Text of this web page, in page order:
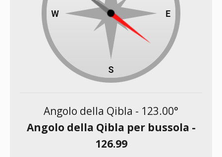
Angolo della Qibla - 123.00°
Angolo della Qibla per bussola -
126.99